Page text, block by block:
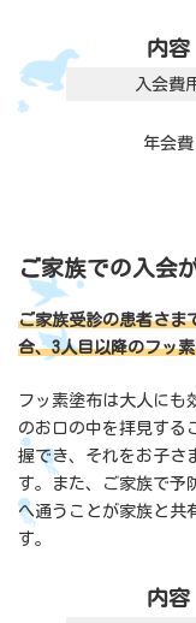
内容
入会費
年会費
ご家族での入会
ご家族受診の患者さま
合、3人目以降のフッ
フッ素塗布は大人にも
のお口の中を拝見する
握でき、それをお子さ
す。また、ご家族で予
へ通うことが家族と共
す。
内容